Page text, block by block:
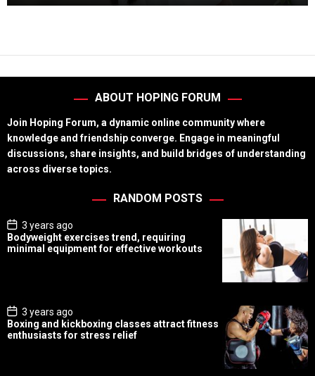
r
s
ABOUT HOPING FORUM
Join Hoping Forum, a dynamic online community where
knowledge and friendship converge. Engage in meaningful
discussions, share insights, and build bridges of understanding
across diverse topics.
RANDOM POSTS
P
o
s
t
3 years ago
Bodyweight exercises trend, requiring
minimal equipment for effective workouts
P
o
s
t
3 years ago
Boxing and kickboxing classes attract fitness
enthusiasts for stress relief